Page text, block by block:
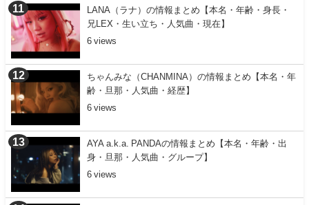
LANA（ラナ）の情報まとめ【本名・年齢・身長・
兄LEX・生い立ち・人気曲・現在】
6
ちゃんみな（CHANMINA）の情報まとめ【本名・年
齢・旦那・人気曲・経歴】
6
AYA a.k.a. PANDAの情報まとめ【本名・年齢・出
身・旦那・人気曲・グループ】
6